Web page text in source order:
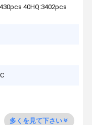
40HQ:3402pcs
多くを見て下さい